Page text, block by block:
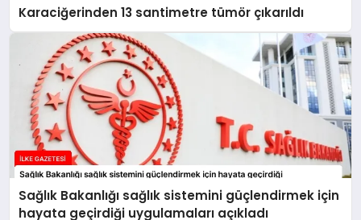
Karaciğerinden 13 santimetre tümör çıkarıldı
Sağlık Bakanlığı sağlık sistemini güçlendirmek için
hayata geçirdiği uygulamaları açıkladı